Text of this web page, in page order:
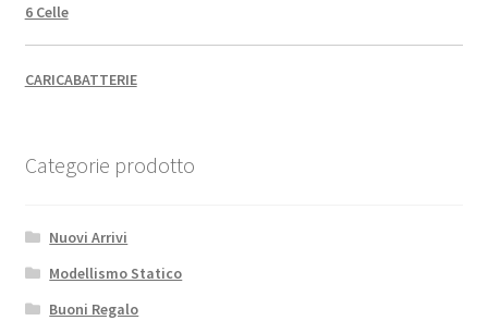
6 Celle
CARICABATTERIE
Categorie prodotto
Nuovi Arrivi
Modellismo Statico
Buoni Regalo